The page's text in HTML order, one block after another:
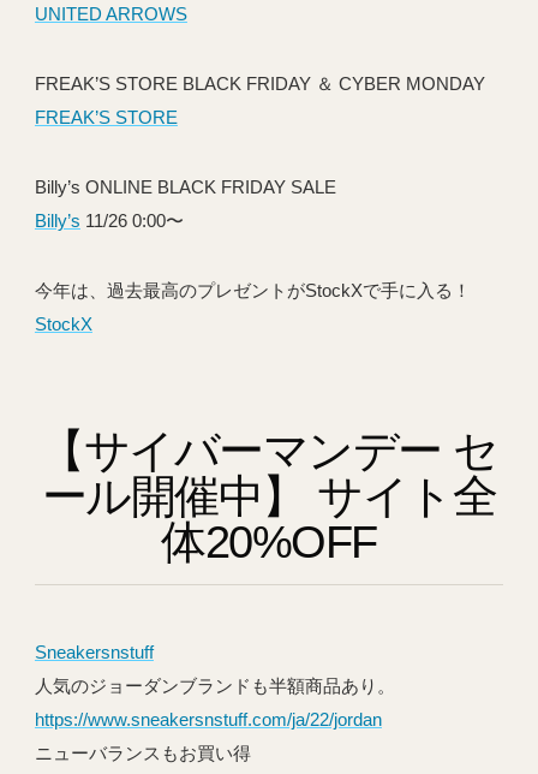
UNITED ARROWS
FREAK’S STORE BLACK FRIDAY ＆ CYBER MONDAY
FREAK’S STORE
Billy’s ONLINE BLACK FRIDAY SALE
Billy’s 11/26 0:00〜
今年は、過去最高のプレゼントがStockXで手に入る！
StockX
【サイバーマンデー セ
ール開催中】 サイト全
体20%OFF
Sneakersnstuff
人気のジョーダンブランドも半額商品あり。
https://www.sneakersnstuff.com/ja/22/jordan
ニューバランスもお買い得